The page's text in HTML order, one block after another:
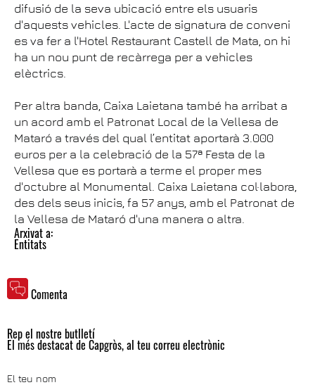
difusió de la seva ubicació entre els usuaris
d'aquests vehicles. L'acte de signatura de conveni
es va fer a l'Hotel Restaurant Castell de Mata, on hi
ha un nou punt de recàrrega per a vehicles
elèctrics.
Per altra banda, Caixa Laietana també ha arribat a
un acord amb el Patronat Local de la Vellesa de
Mataró a través del qual l’entitat aportarà 3.000
euros per a la celebració de la 57ª Festa de la
Vellesa que es portarà a terme el proper mes
d'octubre al Monumental. Caixa Laietana col·labora,
des dels seus inicis, fa 57 anys, amb el Patronat de
la Vellesa de Mataró d'una manera o altra.
Arxivat a:
Entitats
Comenta
Rep el nostre butlletí
El més destacat de Capgròs, al teu correu electrònic
El teu nom